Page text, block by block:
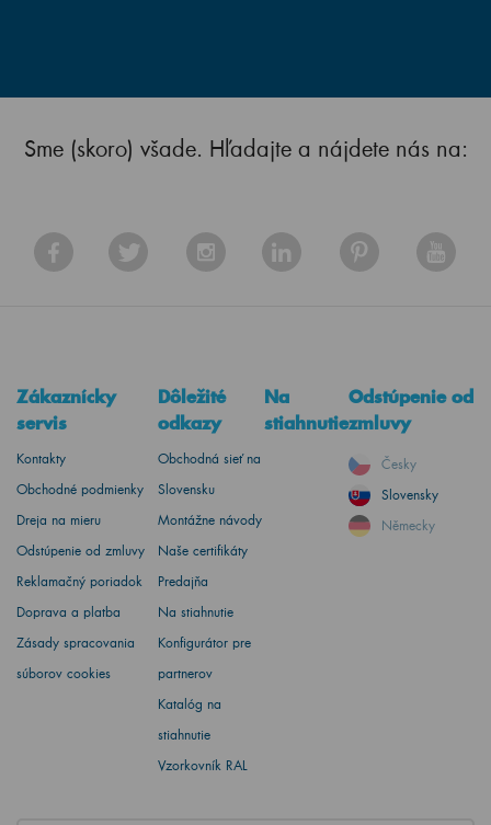
Sme (skoro) všade. Hľadajte a nájdete nás na:
Zákaznícky
servis
Kontakty
Obchodné podmienky
Dreja na mieru
Odstúpenie od zmluvy
Reklamačný poriadok
Doprava a platba
Zásady spracovania
súborov cookies
Dôležité
odkazy
Obchodná sieť na
Slovensku
Montážne návody
Naše certifikáty
Predajňa
Na stiahnutie
Konfigurátor pre
partnerov
Katalóg na
stiahnutie
Vzorkovník RAL
Na
stiahnutie
Odstúpenie od
zmluvy
Česky
Slovensky
Německy